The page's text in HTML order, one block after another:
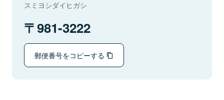
スミヨシダイヒガシ
981-3222
郵便番号をコピーする